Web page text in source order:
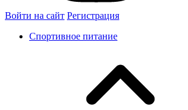
Войти на сайт Регистрация
Спортивное питание